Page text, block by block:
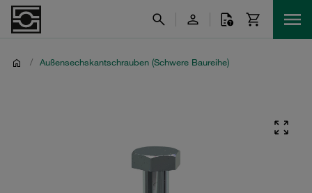
/ Außensechskantschrauben (Schwere Baureihe)